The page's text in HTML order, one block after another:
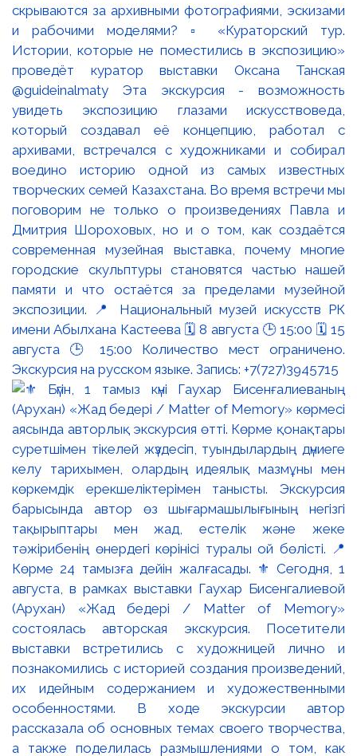
скрываются за архивными фотографиями, эскизами
и рабочими моделями? ▫️ «Кураторский тур.
Истории, которые не поместились в экспозицию»
проведёт куратор выставки Оксана Танская
@guideinalmaty Эта экскурсия - возможность
увидеть экспозицию глазами искусствоведа,
который создавал её концепцию, работал с
архивами, встречался с художниками и собирал
воедино историю одной из самых известных
творческих семей Казахстана. Во время встречи мы
поговорим не только о произведениях Павла и
Дмитрия Шороховых, но и о том, как создаётся
современная музейная выставка, почему многие
городские скульптуры становятся частью нашей
памяти и что остаётся за пределами музейной
экспозиции. 📍 Национальный музей искусств РК
имени Абылхана Кастеева 🗓 8 августа 🕒 15:00 🗓 15
августа 🕒 15:00 Количество мест ограничено.
Экскурсия на русском языке. Запись: +7(727)3945715